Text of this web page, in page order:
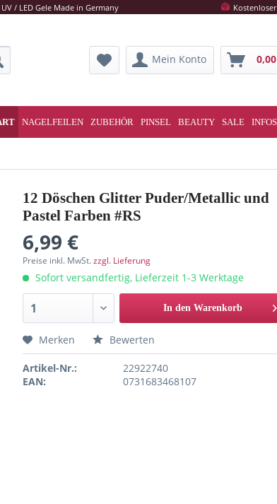
UV / LED Gele Made in Germany
Mein Konto
NAGELFEILEN ZUBEHÖR PINSEL BEAUTY SALE INFOS
12 Döschen Glitter Puder/Metallic und
Pastel Farben #RS
6,99 €
Preise inkl. MwSt.zzgl. Lieferung
Sofort versandfertig, Lieferzeit 1-3 Werktage
In den Warenkorb
Merken Bewerten
Artikel-Nr.:
22922740
EAN:
0731683468107